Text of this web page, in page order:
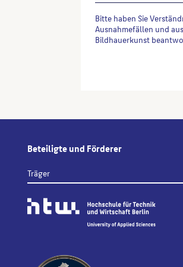
Bitte haben Sie
Ausnahmefällen und
Bildhauerkunst
Beteiligte und Förderer
Träger